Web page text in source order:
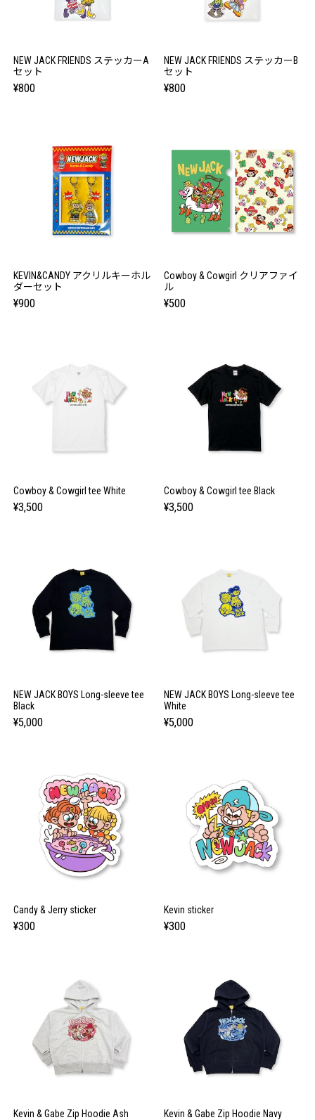
NEW JACK FRIENDS ステッカーA
セット
¥800
NEW JACK FRIENDS ステッカーB
セット
¥800
KEVIN&CANDY アクリルキーホル
ダーセット
¥900
Cowboy & Cowgirl クリアファイ
ル
¥500
Cowboy & Cowgirl tee White
¥3,500
Cowboy & Cowgirl tee Black
¥3,500
NEW JACK BOYS Long-sleeve tee
Black
¥5,000
NEW JACK BOYS Long-sleeve tee
White
¥5,000
Candy & Jerry sticker
¥300
Kevin sticker
¥300
Kevin & Gabe Zip Hoodie Ash Kevin & Gabe Zip Hoodie Navy